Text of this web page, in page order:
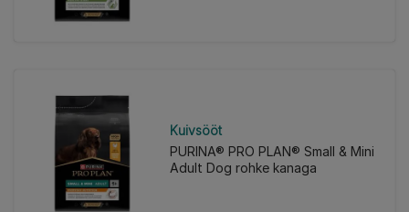
Kuivsööt
PURINA® PRO PLAN® Small & Mini
Adult Dog rohke kanaga